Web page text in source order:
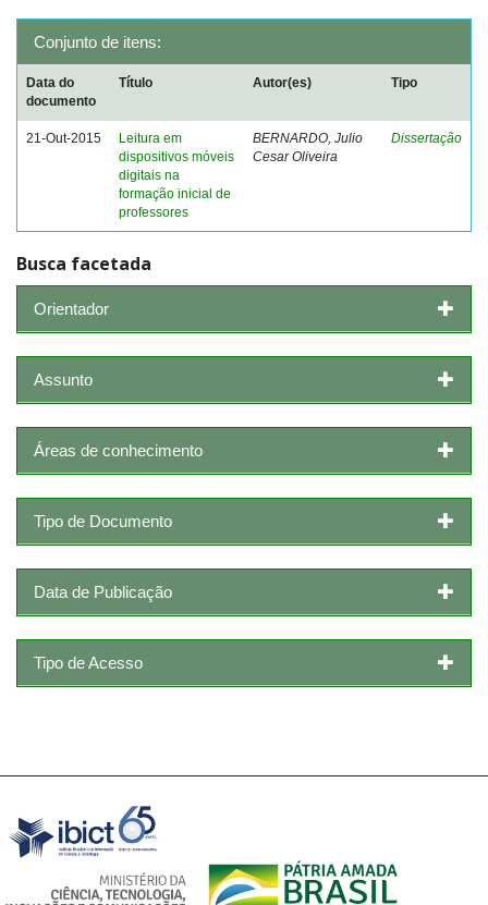
Conjunto de itens:
Data do
documento
Título Autor(es) Tipo
21-Out-2015
Leitura em
dispositivos móveis
digitais na
formação inicial de
professores
BERNARDO, Julio
Cesar Oliveira
Dissertação
Busca facetada
Orientador
Assunto
Áreas de conhecimento
Tipo de Documento
Data de Publicação
Tipo de Acesso